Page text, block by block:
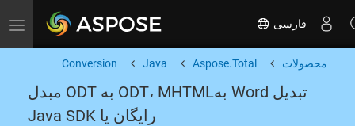
Toggle navigation فارسی
محصولات Aspose.Total
Java
Conversion
تبدیل Word بهODT، MHTML به ODT مبدل
رایگان یا Java SDK